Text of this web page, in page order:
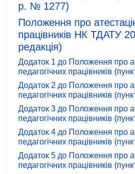
р. № 1277)
Положення про
працівників НК ТДАТУ
редакція)
Додаток 1 до Положення про
педагогічних працівників
Додаток 2 до Положення про
педагогічних працівників
Додаток 3 до Положення про
педагогічних працівників
Додаток 4 до Положення про
педагогічних працівників
Додаток 5 до Положення про
педагогічних працівників